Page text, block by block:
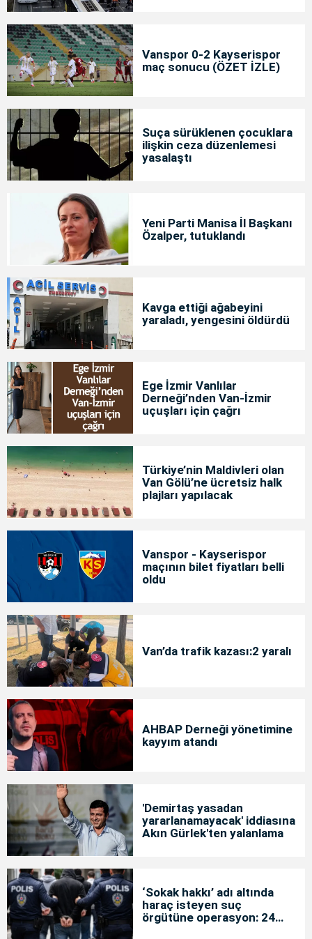
Vanspor 0-2 Kayserispor
maç sonucu (ÖZET İZLE)
Suça sürüklenen çocuklara
ilişkin ceza düzenlemesi
yasalaştı
Yeni Parti Manisa İl Başkanı
Özalper, tutuklandı
Kavga ettiği ağabeyini
yaraladı, yengesini öldürdü
Ege İzmir Vanlılar
Derneği’nden Van-İzmir
uçuşları için çağrı
Türkiye’nin Maldivleri olan
Van Gölü’ne ücretsiz halk
plajları yapılacak
Vanspor - Kayserispor
maçının bilet fiyatları belli
oldu
Van’da trafik kazası:2 yaralı
AHBAP Derneği yönetimine
kayyım atandı
'Demirtaş yasadan
yararlanamayacak' iddiasına
Akın Gürlek'ten yalanlama
‘Sokak hakkı’ adı altında
haraç isteyen suç
örgütüne operasyon: 24